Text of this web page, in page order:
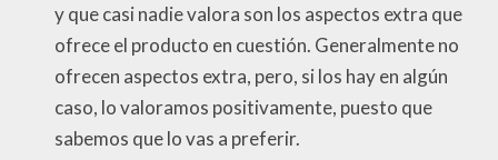
y que casi nadie valora son los aspectos extra que
ofrece el producto en cuestión. Generalmente no
ofrecen aspectos extra, pero, si los hay en algún
caso, lo valoramos positivamente, puesto que
sabemos que lo vas a preferir.